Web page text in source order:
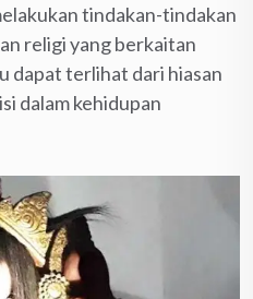
tindakan-tindakan
religi yang berkaitan
dapat terlihat dari hiasan
dalam kehidupan